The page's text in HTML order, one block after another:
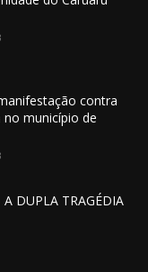
contra
no município de
DUPLA TRAGÉDIA